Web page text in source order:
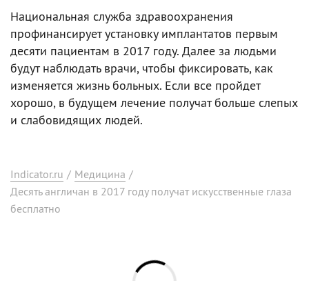
Национальная служба здравоохранения
профинансирует установку имплантатов первым
десяти пациентам в 2017 году. Далее за людьми
будут наблюдать врачи, чтобы фиксировать, как
изменяется жизнь больных. Если все пройдет
хорошо, в будущем лечение получат больше слепых
и слабовидящих людей.
Indicator.ru / Медицина /
Десять англичан в 2017 году получат искусственные глаза
бесплатно